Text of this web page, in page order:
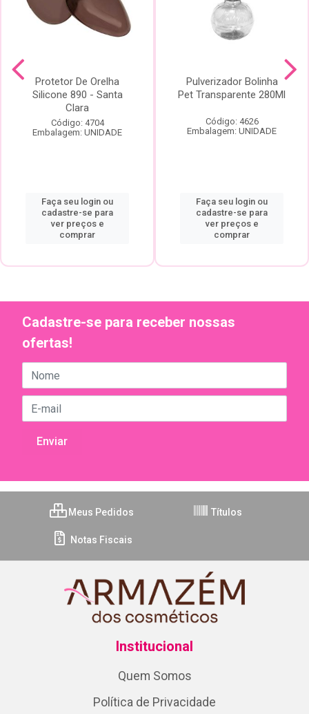
Protetor De Orelha
Silicone 890 - Santa
Clara
Código: 4704
Embalagem: UNIDADE
Faça seu login ou
cadastre-se para
ver preços e
comprar
Pulverizador Bolinha
Pet Transparente 280Ml
Código: 4626
Embalagem: UNIDADE
Faça seu login ou
cadastre-se para
ver preços e
comprar
Cadastre-se para receber nossas
ofertas!
Meus Pedidos Títulos
Notas Fiscais
Institucional
Quem Somos
Política de Privacidade